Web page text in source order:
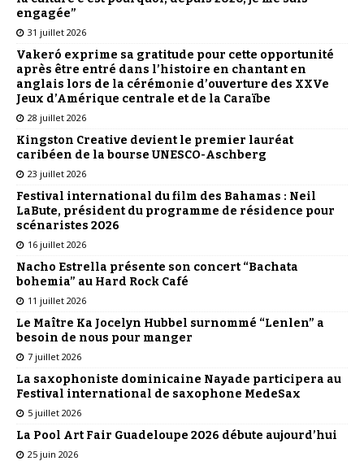
engagée”
31 juillet 2026
Vakeró exprime sa gratitude pour cette opportunité
après être entré dans l’histoire en chantant en
anglais lors de la cérémonie d’ouverture des XXVe
Jeux d’Amérique centrale et de la Caraïbe
28 juillet 2026
Kingston Creative devient le premier lauréat
caribéen de la bourse UNESCO-Aschberg
23 juillet 2026
Festival international du film des Bahamas : Neil
LaBute, président du programme de résidence pour
scénaristes 2026
16 juillet 2026
Nacho Estrella présente son concert “Bachata
bohemia” au Hard Rock Café
11 juillet 2026
Le Maître Ka Jocelyn Hubbel surnommé “Lenlen” a
besoin de nous pour manger
7 juillet 2026
La saxophoniste dominicaine Nayade participera au
Festival international de saxophone MedeSax
5 juillet 2026
La Pool Art Fair Guadeloupe 2026 débute aujourd’hui
25 juin 2026